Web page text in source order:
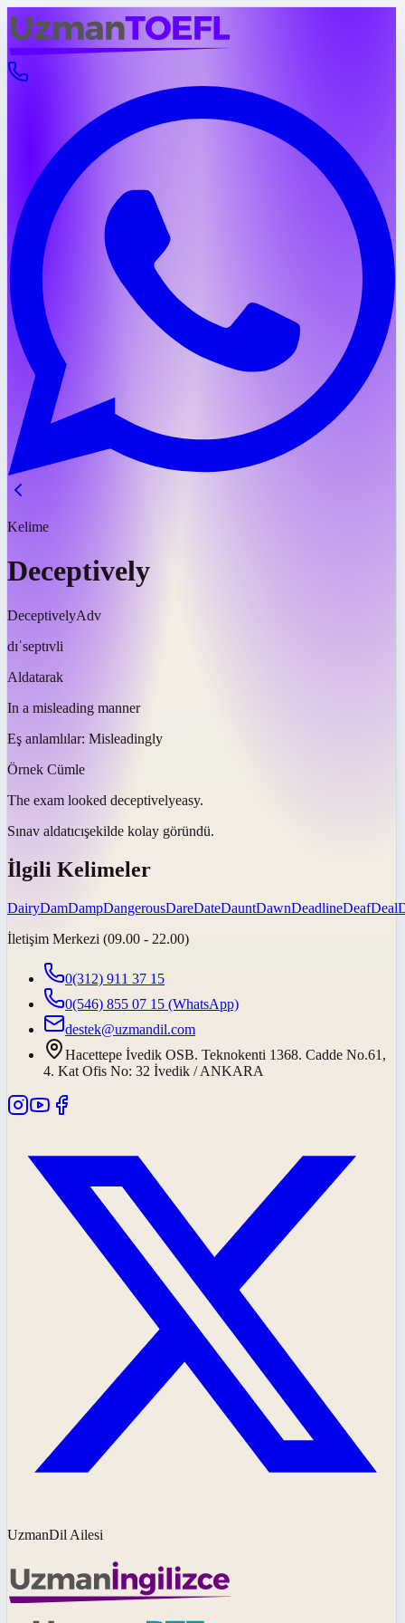
Kelime
Deceptively
DeceptivelyAdv
dɪˈseptɪvli
Aldatarak
In a misleading manner
Eş anlamlılar: Misleadingly
Örnek Cümle
The exam looked deceptivelyeasy.
Sınav aldatıcışekilde kolay göründü.
İlgili Kelimeler
DairyDamDampDangerousDareDateDauntDawnDeadlineDeafDeal
İletişim Merkezi (09.00 - 22.00)
0(312) 911 37 15
0(546) 855 07 15 (WhatsApp)
destek@uzmandil.com
Hacettepe İvedik OSB. Teknokenti 1368. Cadde No.61,
4. Kat Ofis No: 32 İvedik / ANKARA
UzmanDil Ailesi